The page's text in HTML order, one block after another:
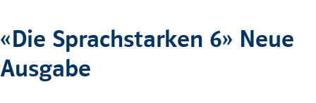
«Die Sprachstarken 6» Neue
Ausgabe